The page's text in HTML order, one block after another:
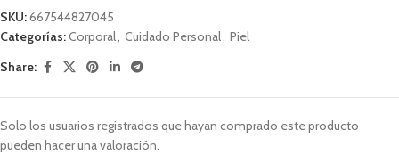
SKU:667544827045
Categorías:Corporal Cuidado Personal Piel
Share:
Solo los usuarios registrados que hayan comprado este producto
pueden hacer una valoración.